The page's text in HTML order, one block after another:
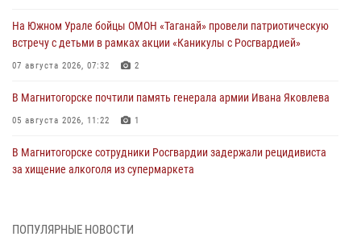
На Южном Урале бойцы ОМОН «Таганай» провели патриотическую
встречу с детьми в рамках акции «Каникулы с Росгвардией»
07 августа 2026, 07:32 2
В Магнитогорске почтили память генерала армии Ивана Яковлева
05 августа 2026, 11:22 1
В Магнитогорске сотрудники Росгвардии задержали рецидивиста
за хищение алкоголя из супермаркета
На Южном Урале спецназ Росгвардии провел военно-полевые
ПОПУЛЯРНЫЕ НОВОСТИ